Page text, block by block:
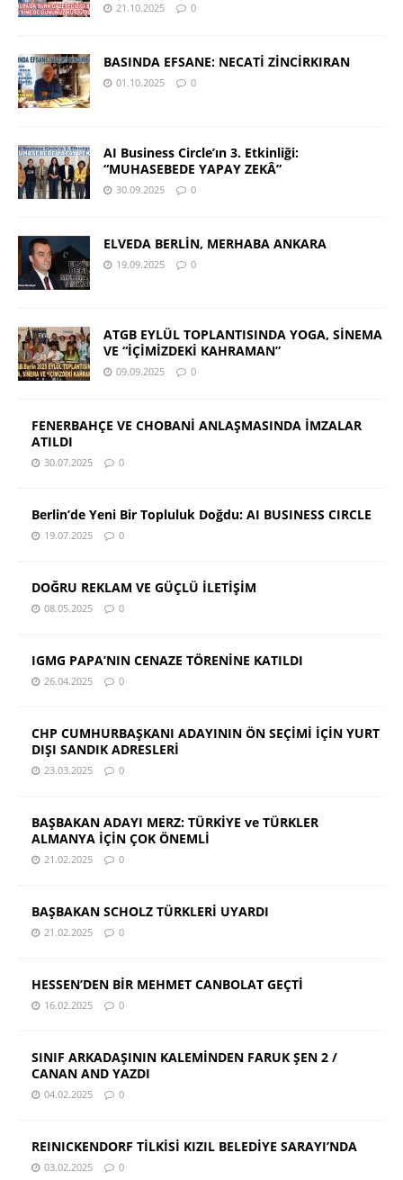
21.10.2025 0
BASINDA EFSANE: NECATİ ZİNCİRKIRAN
01.10.2025 0
AI Business Circle’ın 3. Etkinliği:
“MUHASEBEDE YAPAY ZEKÂ”
30.09.2025 0
ELVEDA BERLİN, MERHABA ANKARA
19.09.2025 0
ATGB EYLÜL TOPLANTISINDA YOGA, SİNEMA
VE “İÇİMİZDEKİ KAHRAMAN”
09.09.2025 0
FENERBAHÇE VE CHOBANİ ANLAŞMASINDA İMZALAR
ATILDI
30.07.2025 0
Berlin’de Yeni Bir Topluluk Doğdu: AI BUSINESS CIRCLE
19.07.2025 0
DOĞRU REKLAM VE GÜÇLÜ İLETİŞİM
08.05.2025 0
IGMG PAPA’NIN CENAZE TÖRENİNE KATILDI
26.04.2025 0
CHP CUMHURBAŞKANI ADAYININ ÖN SEÇİMİ İÇİN YURT
DIŞI SANDIK ADRESLERİ
23.03.2025 0
BAŞBAKAN ADAYI MERZ: TÜRKİYE ve TÜRKLER
ALMANYA İÇİN ÇOK ÖNEMLİ
21.02.2025 0
BAŞBAKAN SCHOLZ TÜRKLERİ UYARDI
21.02.2025 0
HESSEN’DEN BİR MEHMET CANBOLAT GEÇTİ
16.02.2025 0
SINIF ARKADAŞININ KALEMİNDEN FARUK ŞEN 2 /
CANAN AND YAZDI
04.02.2025 0
REINICKENDORF TİLKİSİ KIZIL BELEDİYE SARAYI’NDA
03.02.2025 0